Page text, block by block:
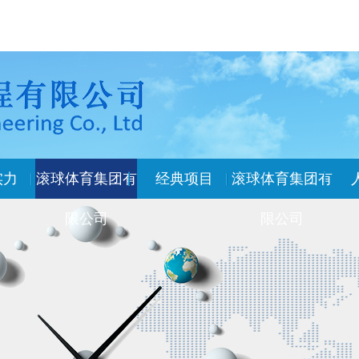
滚球体育集团有
限公司
经典项目 滚球体育集团有